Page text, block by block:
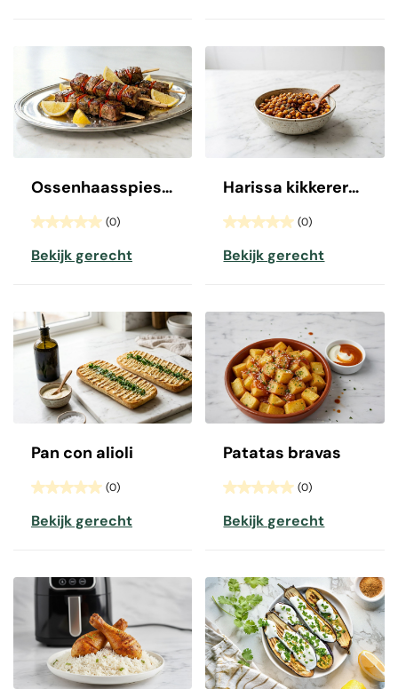
Ossenhaasspiesjes uit de Airfryer
(0)
Bekijk gerecht
Harissa kikkererwten
(0)
Bekijk gerecht
Pan con alioli
(0)
Bekijk gerecht
Patatas bravas
(0)
Bekijk gerecht